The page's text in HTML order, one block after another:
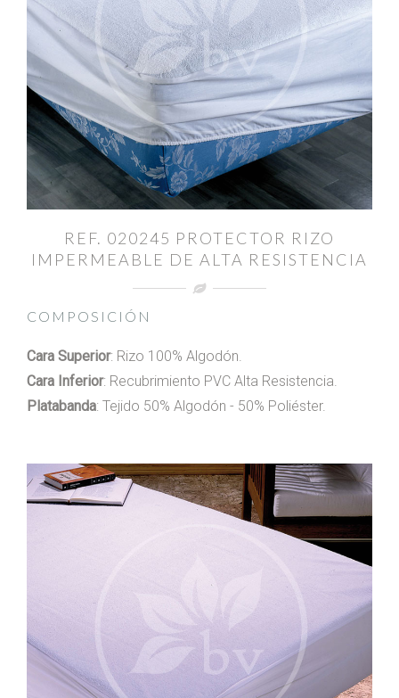
REF. 020245 PROTECTOR RIZO
IMPERMEABLE DE ALTA RESISTENCIA
COMPOSICIÓN
Cara Superior: Rizo 100% Algodón.
Cara Inferior: Recubrimiento PVC Alta Resistencia.
Platabanda: Tejido 50% Algodón - 50% Poliéster.